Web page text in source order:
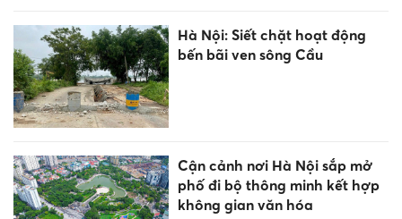
Hà Nội: Siết chặt hoạt động
bến bãi ven sông Cầu
Cận cảnh nơi Hà Nội sắp mở
phố đi bộ thông minh kết hợp
không gian văn hóa